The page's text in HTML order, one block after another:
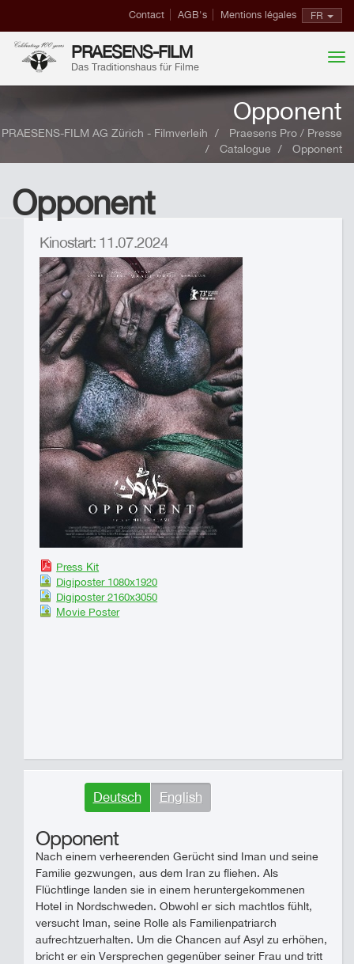
FR
Contact AGB's Mentions légales
PRAESENS-FILM
Das Traditionshaus für Filme
Opponent
PRAESENS-FILM AG Zürich - Filmverleih
Praesens Pro / Presse
Catalogue
Opponent
Opponent
Kinostart: 11.07.2024
Press Kit
Digiposter 1080x1920
Digiposter 2160x3050
Movie Poster
Deutsch English
Opponent
Nach einem verheerenden Gerücht sind Iman und seine
Familie gezwungen, aus dem Iran zu fliehen. Als
Flüchtlinge landen sie in einem heruntergekommenen
Hotel in Nordschweden. Obwohl er sich machtlos fühlt,
versucht Iman, seine Rolle als Familienpatriarch
aufrechtzuerhalten. Um die Chancen auf Asyl zu erhöhen,
bricht er ein Versprechen gegenüber seiner Frau und tritt